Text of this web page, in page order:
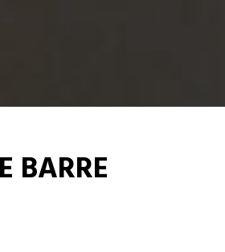
BARRE